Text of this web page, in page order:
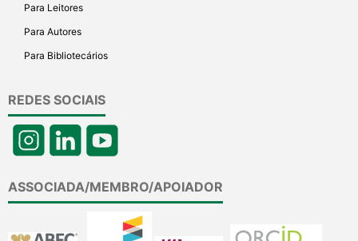
Para Leitores
Para Autores
Para Bibliotecários
REDES SOCIAIS
ASSOCIADA/MEMBRO/APOIADOR